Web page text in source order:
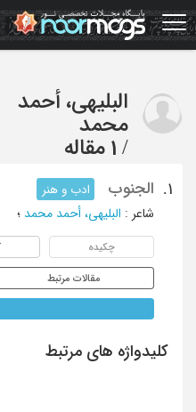
Skip
to
main
البلیهی، أحمد
محمد
/ 1 مقاله
1. الجنوب
ادب و هنر
شاعر : البلیهی، أحمد محمد ؛
چکیده
مقالات مرتبط
کلیدواژه های مرتبط